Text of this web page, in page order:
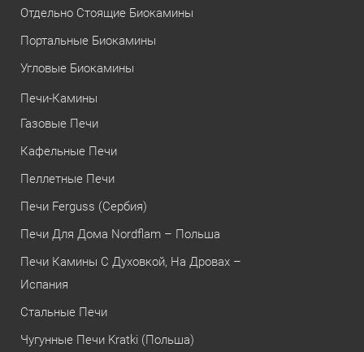
Отдельно Стоящие Биокамины
Портальные Биокамины
Угловые Биокамины
Печи-Камины
Газовые Печи
Кафельные Печи
Пеллетные Печи
Печи Ferguss (Сербия)
Печи Для Дома Nordflam – Польша
Печи Камины С Духовкой, На Дровах –
Испания
Стальные Печи
Чугунные Печи Kratki (Польша)